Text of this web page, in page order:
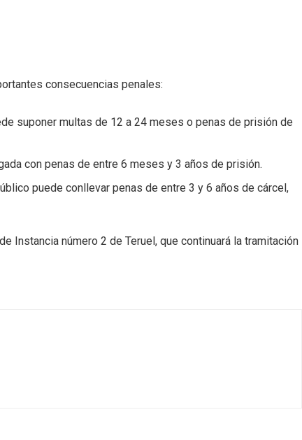
consecuencias penales:
suponer multas de 12 a 24 meses o penas de prisión de
con penas de entre 6 meses y 3 años de prisión.
puede conllevar penas de entre 3 y 6 años de cárcel,
Instancia número 2 de Teruel, que continuará la tramitación